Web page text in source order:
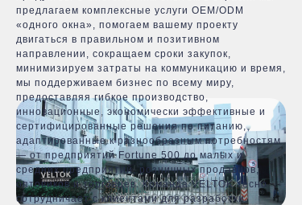
предлагаем комплексные услуги OEM/ODM
«одного окна», помогаем вашему проекту
двигаться в правильном и позитивном
направлении, сокращаем сроки закупок,
минимизируем затраты на коммуникацию и время,
мы поддерживаем бизнес по всему миру,
предоставляя гибкое производство,
инновационные, экономически эффективные и
сертифицированные решения по питанию,
адаптированные к разнообразным потребностям
— от предприятий Fortune 500 до малых и
средних предприятий, розничных продавцов,
оптовиков и торговцев. Команда VELTOK тесно
сотрудничает с клиентами для разработки